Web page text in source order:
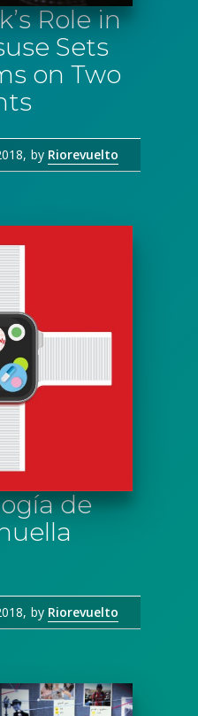
Role in
Sets
on Two
by Riorevuelto
de
by Riorevuelto